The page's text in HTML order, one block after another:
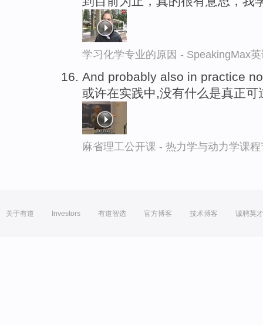
学习化学专业的原因 - SpeakingMax
And probably also in practice
或许在实践中,没有什么是真正可
麻省理工公开课 - 热力学与动力学课
关于有道 Investors 有道智选 官方博客 技术博客 诚聘英才